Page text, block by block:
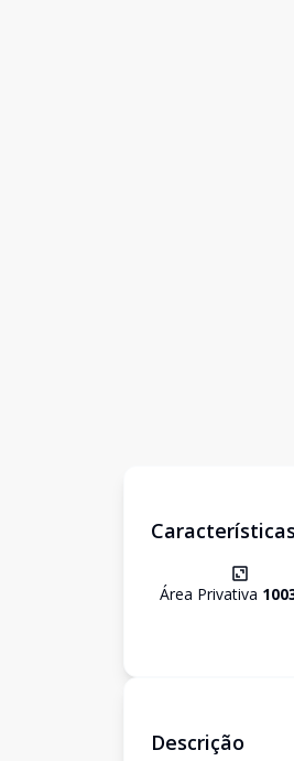
Características
Área Privativa
Descrição